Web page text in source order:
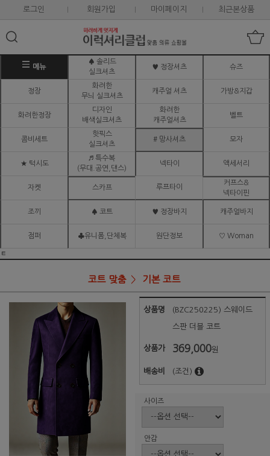
로그인 회원가입 마이페이지 최근본상품
메뉴
♠ 솔리드
실크셔츠
♥ 정장셔츠 슈즈
정장
화려한
무늬 실크셔츠
캐주얼 셔츠 가방&지갑
화려한정장
디자인
배색실크셔츠
화려한
캐주얼셔츠
벨트
콤비세트
핫픽스
실크셔츠
# 망사셔츠 모자
★ 턱시도
♬ 특수복
(무대.공연,댄스)
넥타이 액세서리
자켓 스카프 루프타이
커프스&
넥타이핀
조끼 ♠ 코트 ♥ 정장바지 캐주얼바지
점퍼 ♣유니폼,단체복 원단정보 ♡ Woman
ㅌ
코트 맞춤 기본 코트
상품명 (BZC250225) 스웨이드
스판 더블 코트
상품가 369,000원
배송비 (조건)
사이즈
안감